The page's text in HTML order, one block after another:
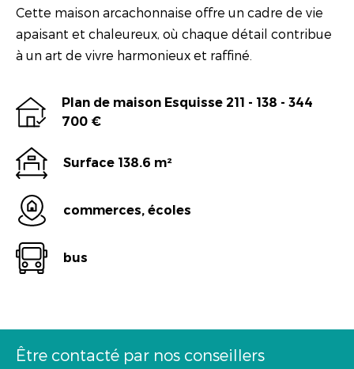
Cette maison arcachonnaise offre un cadre de vie
apaisant et chaleureux, où chaque détail contribue
à un art de vivre harmonieux et raffiné.
Plan de maison Esquisse 211 - 138 - 344
700 €
Surface 138.6 m²
commerces, écoles
bus
Être contacté par nos conseillers